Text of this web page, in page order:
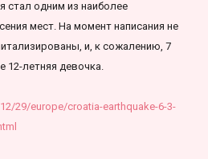
стал одним из наиболее
мест. На момент написания не
и, к сожалению, 7
12-летняя девочка.
29/europe/croatia-earthquake-6-3-